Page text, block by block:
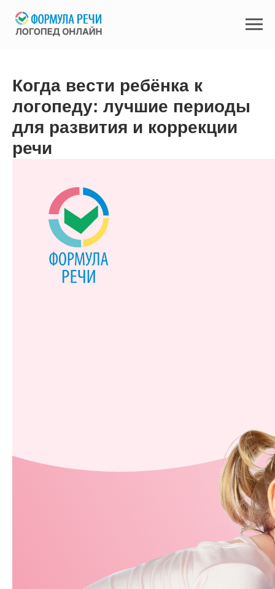
Когда вести ребёнка к
логопеду: лучшие периоды
для развития и коррекции
речи